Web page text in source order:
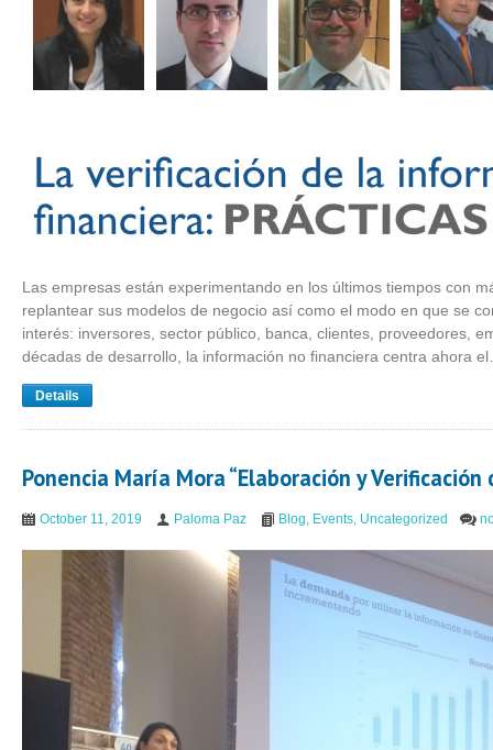
Las empresas están experimentando en los últimos tiempos con
replantear sus modelos de negocio así como el modo en que se
interés: inversores, sector público, banca, clientes, proveedores,
décadas de desarrollo, la información no financiera centra ahora
Details
Ponencia María Mora “Elaboración y
October 11, 2019 Paloma Paz Blog, Events, Uncategorized